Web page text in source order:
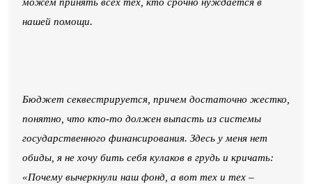
нашей помощи.
Бюджет секвестрируется, причем достаточно жестко,
понятно, что кто-то должен выпасть из системы
государственного финансирования. Здесь у меня нет
обиды, я не хочу бить себя кулаков в грудь и кричать:
«Почему вычеркнули наш фонд, а вот тех и тех –